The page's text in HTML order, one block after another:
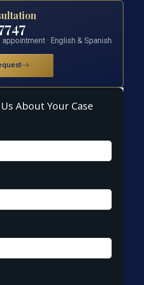
· English & Spanish